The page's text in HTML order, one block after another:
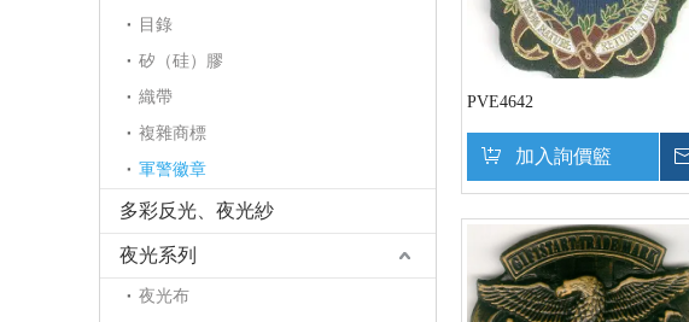
目錄
矽（硅）膠
織帶
複雜商標
軍警徽章
多彩反光、夜光紗
夜光系列
夜光布
PVE4642
加入詢價籃